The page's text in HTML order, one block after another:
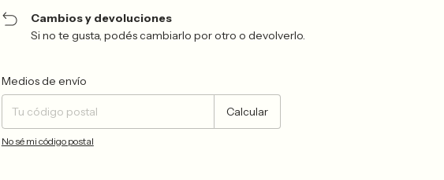
Cambios y devoluciones
Si no te gusta, podés cambiarlo por otro o devolverlo.
Entregas para el CP:
Medios de envío
Calcular
No sé mi código postal